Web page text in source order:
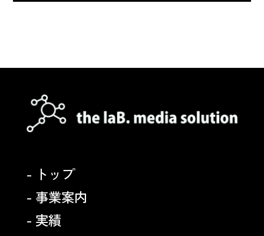
- トップ
- 事業案内
- 実績